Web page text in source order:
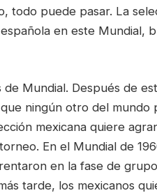
todo puede pasar. La
en este Mundial,
Mundial. Después de
ningún otro del mundo
mexicana quiere
En el Mundial de
en la fase de
tarde, los mexicanos